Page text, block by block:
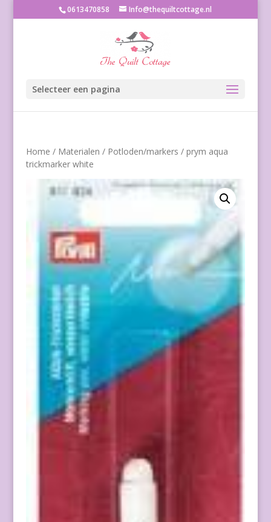
0613470858 Info@thequiltcottage.nl
Selecteer een pagina
Home / Materialen / Potloden/markers / prym aqua
trickmarker white